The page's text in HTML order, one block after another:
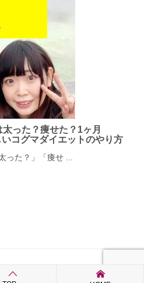
った？痩せた？1ヶ月
コグマダイエットのやり方
った？」「痩せ ...